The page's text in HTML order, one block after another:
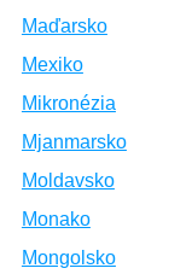
Maďarsko
Mexiko
Mikronézia
Mjanmarsko
Moldavsko
Monako
Mongolsko